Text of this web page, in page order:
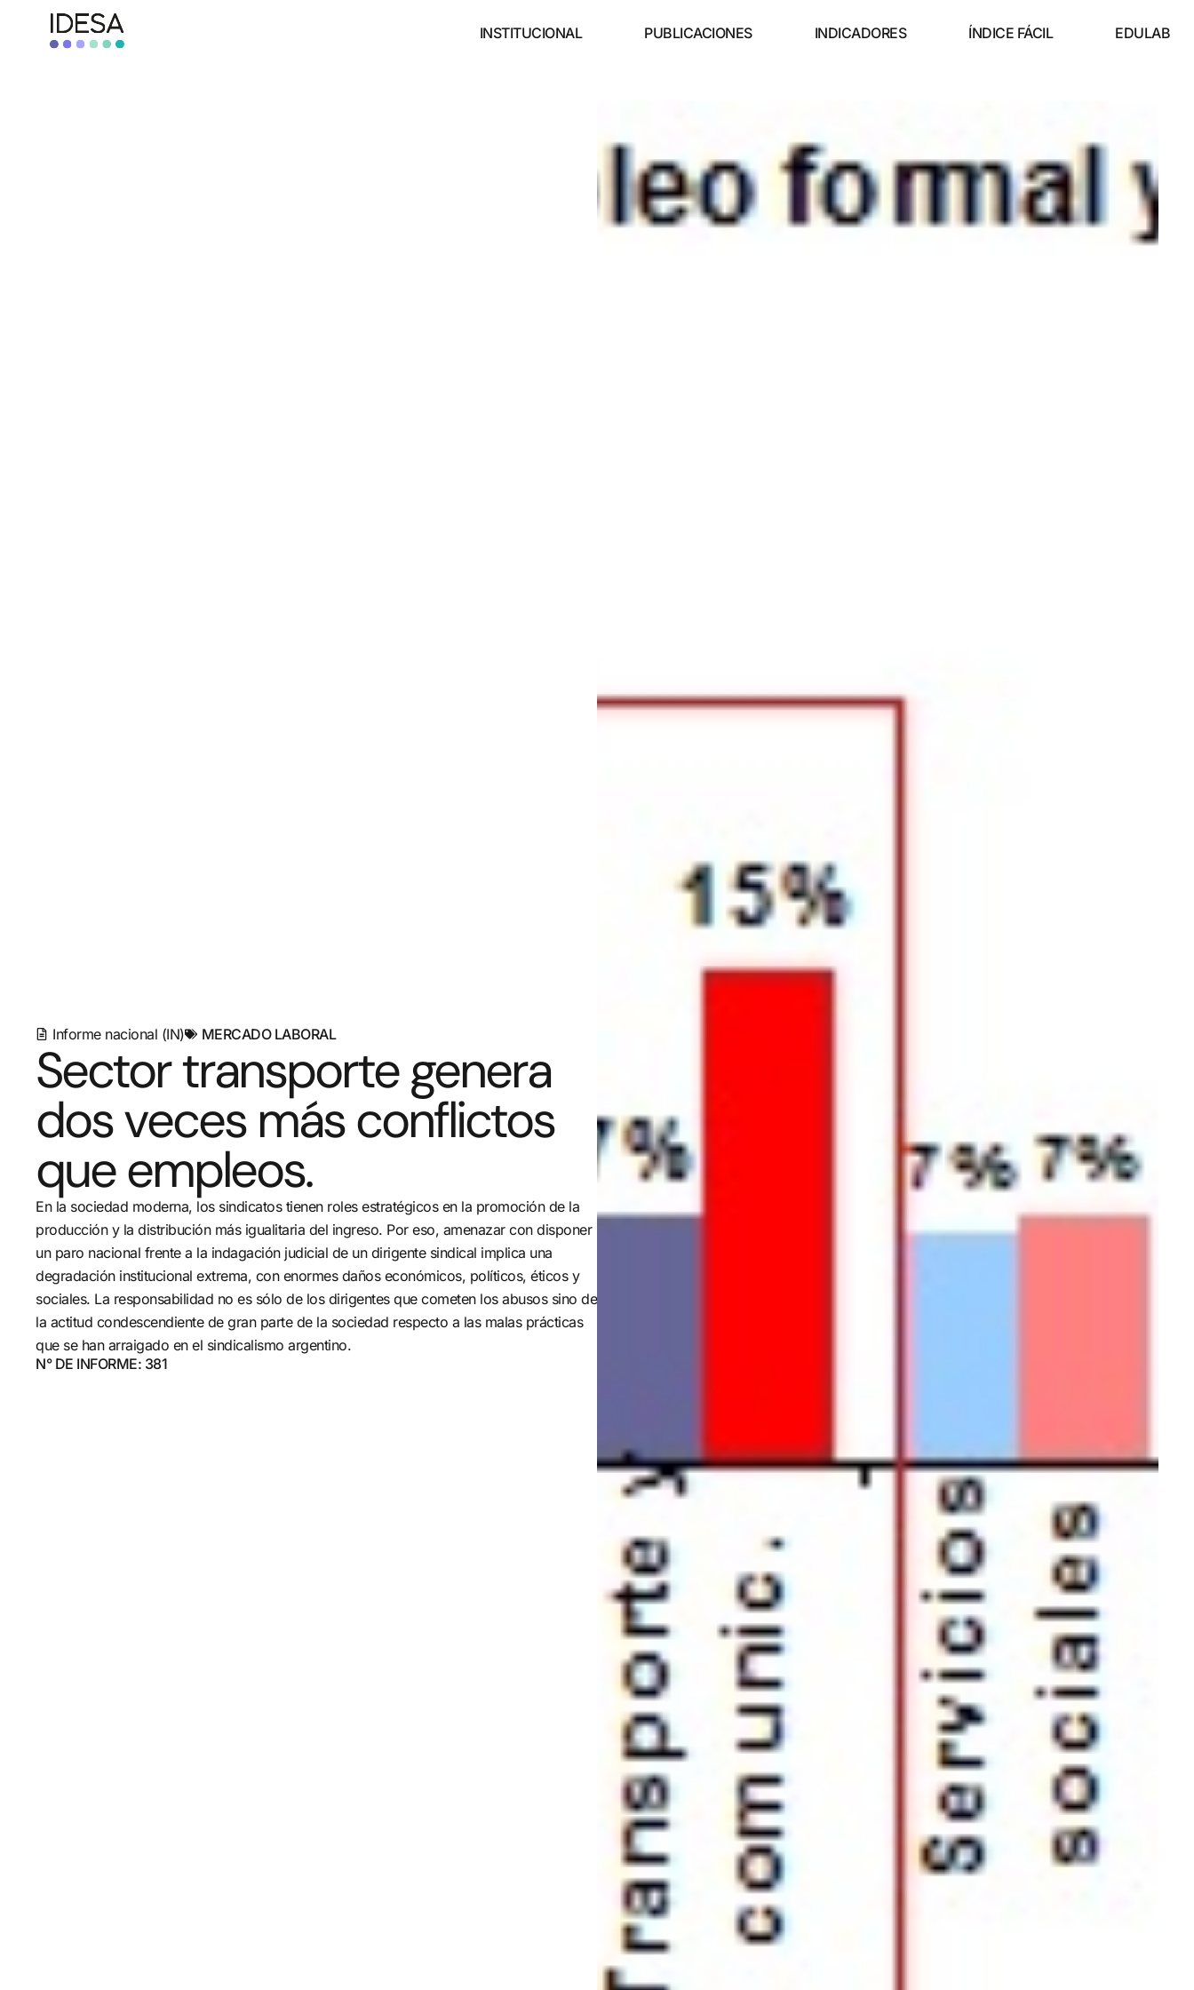
INSTITUCIONAL PUBLICACIONES INDICADORES ÍNDICE FÁCIL EDULAB
Informe nacional (IN) MERCADO LABORAL
Sector transporte genera
dos veces más conflictos
que empleos.
En la sociedad moderna, los sindicatos tienen roles estratégicos en la promoción de la
producción y la distribución más igualitaria del ingreso. Por eso, amenazar con disponer
un paro nacional frente a la indagación judicial de un dirigente sindical implica una
degradación institucional extrema, con enormes daños económicos, políticos, éticos y
sociales. La responsabilidad no es sólo de los dirigentes que cometen los abusos sino de
la actitud condescendiente de gran parte de la sociedad respecto a las malas prácticas
que se han arraigado en el sindicalismo argentino.
N° DE INFORME: 381